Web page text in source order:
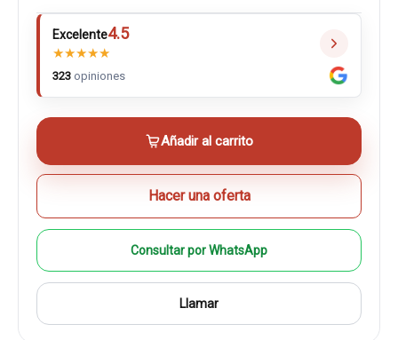
Excelente4.5
★★★★★
323 opiniones
Añadir al carrito
Hacer una oferta
Consultar por WhatsApp
Llamar